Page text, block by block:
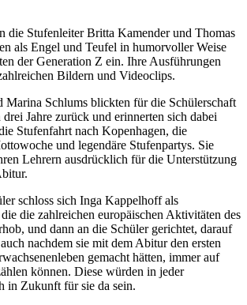
die Stufenleiter Britta Kamender und Thomas
als Engel und Teufel in humorvoller Weise
der Generation Z ein. Ihre Ausführungen
Bildern und Videoclips.
Marina Schlums blickten für die Schülerschaft
Jahre zurück und erinnerten sich dabei
Stufenfahrt nach Kopenhagen, die
und legendäre Stufenpartys. Sie
Lehrern ausdrücklich für die Unterstützung
schloss sich Inga Kappelhoff als
die zahlreichen europäischen Aktivitäten des
und dann an die Schüler gerichtet, darauf
nachdem sie mit dem Abitur den ersten
gemacht hätten, immer auf
können. Diese würden in jeder
in Zukunft für sie da sein.